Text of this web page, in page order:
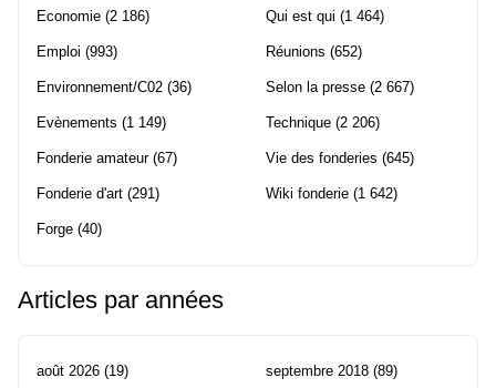
Economie (2 186)
Emploi (993)
Environnement/C02 (36)
Evènements (1 149)
Fonderie amateur(67)
Fonderie d'art (291)
Forge (40)
Qui est qui (1 464)
Réunions (652)
Selon la presse (2 667)
Technique (2 206)
Vie des fonderies (645)
Wiki fonderie (1 642)
Articles par années
août 2026 (19) septembre 2018 (89)